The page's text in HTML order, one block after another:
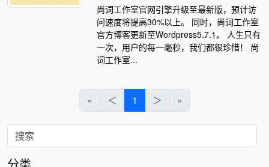
尚词工作室官网引擎升级至最新版，预计访
问速度将提高30%以上。 同时，尚词工作室
官方博客更新至Wordpress5.7.1。 人生只有
一次，用户的每一毫秒，我们都很珍惜！ 尚
词工作室...
« ＜ 1 ＞ »